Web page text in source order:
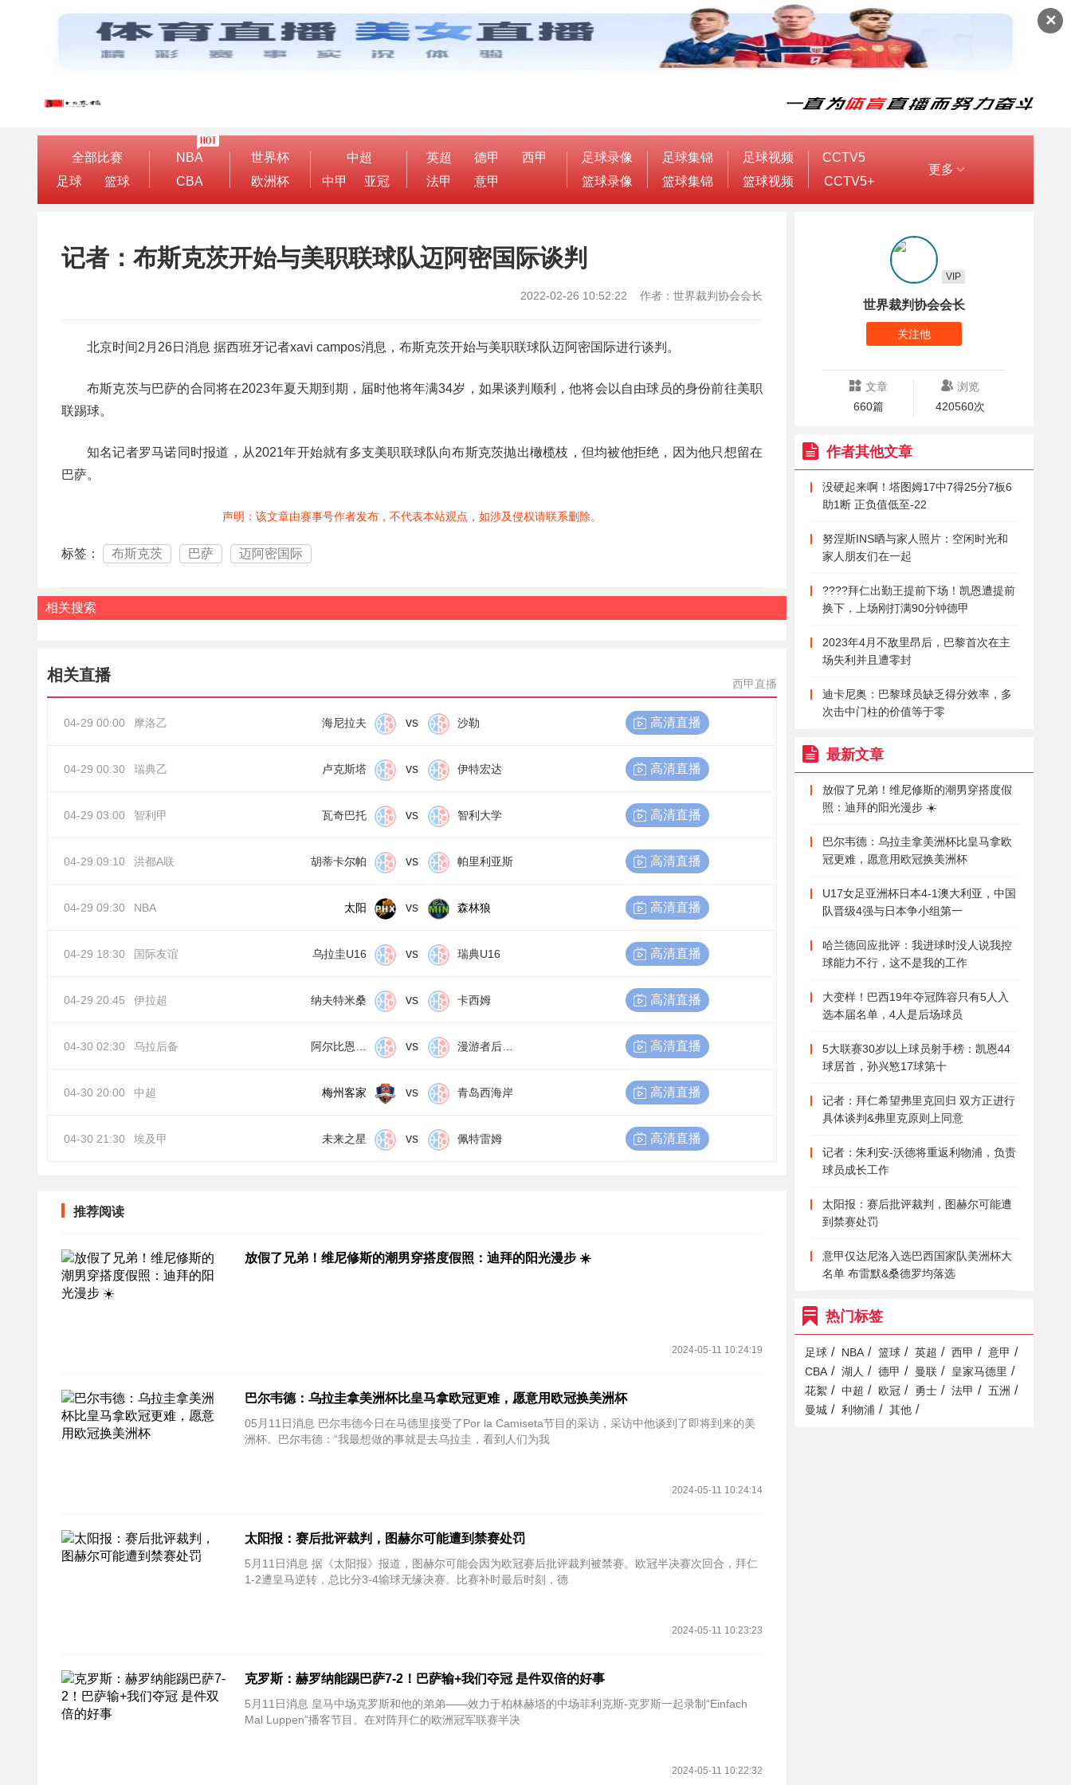
✕
全部比赛
足球
篮球
NBA
CBA
世界杯
欧洲杯
中超
中甲
亚冠
英超 德甲
西甲
法甲
意甲
足球录像
篮球录像
足球集锦
篮球集锦
足球视频
篮球视频
CCTV5
CCTV5+
更多
记者：布斯克茨开始与美职联球队迈阿密国际谈判
2022-02-26 10:52:22 作者：世界裁判协会会长
北京时间2月26日消息 据西班牙记者xavi campos消息，布斯克茨开始与美职联球队迈阿密国际进行谈判。
布斯克茨与巴萨的合同将在2023年夏天期到期，届时他将年满34岁，如果谈判顺利，他将会以自由球员的身份前往美职
联踢球。
知名记者罗马诺同时报道，从2021年开始就有多支美职联球队向布斯克茨抛出橄榄枝，但均被他拒绝，因为他只想留在
巴萨。
声明：该文章由赛事号作者发布，不代表本站观点，如涉及侵权请联系删除。
标签： 布斯克茨 巴萨 迈阿密国际
相关搜索
相关直播 西甲直播
04-29 00:00 摩洛乙 海尼拉夫 vs 沙勒 高清直播
04-29 00:30 瑞典乙 卢克斯塔 vs 伊特宏达 高清直播
04-29 03:00 智利甲 瓦奇巴托 vs 智利大学 高清直播
04-29 09:10 洪都A联 胡蒂卡尔帕 vs 帕里利亚斯 高清直播
04-29 09:30 NBA 太阳 vs 森林狼 高清直播
04-29 18:30 国际友谊 乌拉圭U16 vs 瑞典U16 高清直播
04-29 20:45 伊拉超 纳夫特米桑 vs 卡西姆 高清直播
04-30 02:30 乌拉后备 vs 高清直播
04-30 20:00 中超 梅州客家 vs 青岛西海岸 高清直播
04-30 21:30 埃及甲 未来之星 vs 佩特雷姆 高清直播
推荐阅读
放假了兄弟！维尼修斯的潮男穿搭度假照：迪拜的阳光漫步 ☀️
2024-05-11 10:24:19
巴尔韦德：乌拉圭拿美洲杯比皇马拿欧冠更难，愿意用欧冠换美洲杯
05月11日消息 巴尔韦德今日在马德里接受了Por la Camiseta节目的采访，采访中他谈到了即将到来的美
洲杯。巴尔韦德：“我最想做的事就是去乌拉圭，看到人们为我
2024-05-11 10:24:14
太阳报：赛后批评裁判，图赫尔可能遭到禁赛处罚
5月11日消息 据《太阳报》报道，图赫尔可能会因为欧冠赛后批评裁判被禁赛。欧冠半决赛次回合，拜仁
1-2遭皇马逆转，总比分3-4输球无缘决赛。比赛补时最后时刻，德
2024-05-11 10:23:23
克罗斯：赫罗纳能踢巴萨7-2！巴萨输+我们夺冠 是件双倍的好事
5月11日消息 皇马中场克罗斯和他的弟弟——效力于柏林赫塔的中场菲利克斯-克罗斯一起录制“Einfach
Mal Luppen”播客节目。在对阵拜仁的欧洲冠军联赛半决
2024-05-11 10:22:32
世界裁判协会会长
VIP
关注他
文章
660篇
浏览
420560次
作者其他文章
没硬起来啊！塔图姆17中7得25分7板6
助1断 正负值低至-22
努涅斯INS晒与家人照片：空闲时光和
家人朋友们在一起
????拜仁出勤王提前下场！凯恩遭提前
换下，上场刚打满90分钟德甲
2023年4月不敌里昂后，巴黎首次在主
场失利并且遭零封
迪卡尼奥：巴黎球员缺乏得分效率，多
次击中门柱的价值等于零
最新文章
放假了兄弟！维尼修斯的潮男穿搭度假
照：迪拜的阳光漫步 ☀️
巴尔韦德：乌拉圭拿美洲杯比皇马拿欧
冠更难，愿意用欧冠换美洲杯
U17女足亚洲杯日本4-1澳大利亚，中国
队晋级4强与日本争小组第一
哈兰德回应批评：我进球时没人说我控
球能力不行，这不是我的工作
大变样！巴西19年夺冠阵容只有5人入
选本届名单，4人是后场球员
5大联赛30岁以上球员射手榜：凯恩44
球居首，孙兴慜17球第十
记者：拜仁希望弗里克回归 双方正进行
具体谈判&弗里克原则上同意
记者：朱利安-沃德将重返利物浦，负责
球员成长工作
太阳报：赛后批评裁判，图赫尔可能遭
到禁赛处罚
意甲仅达尼洛入选巴西国家队美洲杯大
名单 布雷默&桑德罗均落选
热门标签
足球 / NBA / 篮球 / 英超 / 西甲 / 意甲 /
CBA / 湖人 / 德甲 / 曼联 / 皇家马德里 /
花絮 / 中超 / 欧冠 / 勇士 / 法甲 / 五洲 /
曼城 / 利物浦 / 其他 /